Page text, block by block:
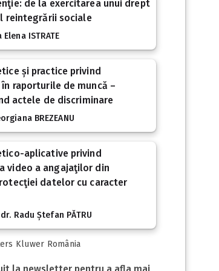
de la exercitarea unui drept
reintegrării sociale
ISTRATE
și practice privind
raporturile de muncă –
actele de discriminare
BREZEANU
aplicative privind
video a angajaţilor din
datelor cu caracter
Radu Ștefan PĂTRU
Kluwer România